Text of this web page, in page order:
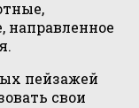
пейзажей
свои